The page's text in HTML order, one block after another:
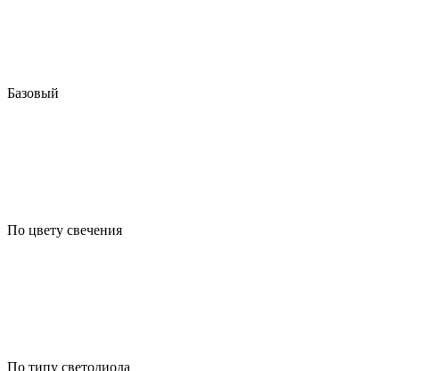
Базовый
По цвету свечения
По типу светодиода